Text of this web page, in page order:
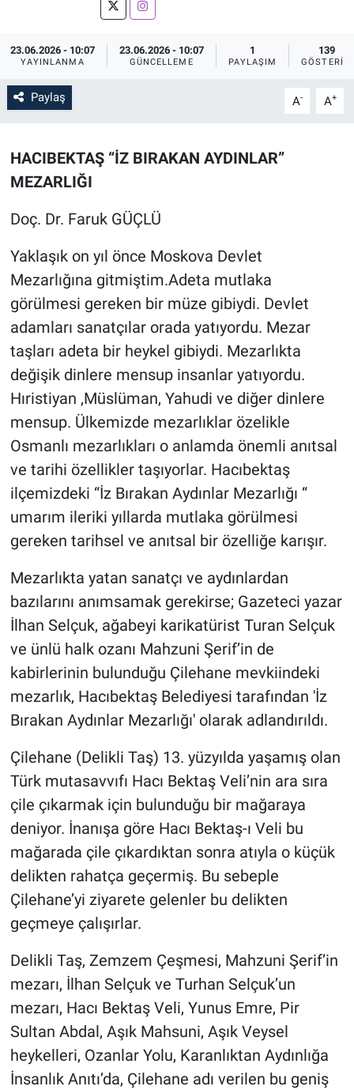
23.06.2026 - 10:07
YAYINLANMA
23.06.2026 - 10:07
GÜNCELLEME
1
PAYLAŞIM
139
GÖSTERIM
Paylaş A- A+
HACIBEKTAŞ “İZ BIRAKAN AYDINLAR”
MEZARLIĞI
Doç. Dr. Faruk GÜÇLÜ
Yaklaşık on yıl önce Moskova Devlet
Mezarlığına gitmiştim.Adeta mutlaka
görülmesi gereken bir müze gibiydi. Devlet
adamları sanatçılar orada yatıyordu. Mezar
taşları adeta bir heykel gibiydi. Mezarlıkta
değişik dinlere mensup insanlar yatıyordu.
Hıristiyan ,Müslüman, Yahudi ve diğer dinlere
mensup. Ülkemizde mezarlıklar özelikle
Osmanlı mezarlıkları o anlamda önemli anıtsal
ve tarihi özellikler taşıyorlar. Hacıbektaş
ilçemizdeki “İz Bırakan Aydınlar Mezarlığı “
umarım ileriki yıllarda mutlaka görülmesi
gereken tarihsel ve anıtsal bir özelliğe karışır.
Mezarlıkta yatan sanatçı ve aydınlardan
bazılarını anımsamak gerekirse; Gazeteci yazar
İlhan Selçuk, ağabeyi karikatürist Turan Selçuk
ve ünlü halk ozanı Mahzuni Şerif’in de
kabirlerinin bulunduğu Çilehane mevkiindeki
mezarlık, Hacıbektaş Belediyesi tarafından 'İz
Bırakan Aydınlar Mezarlığı' olarak adlandırıldı.
Çilehane (Delikli Taş) 13. yüzyılda yaşamış olan
Türk mutasavvıfı Hacı Bektaş Veli’nin ara sıra
çile çıkarmak için bulunduğu bir mağaraya
deniyor. İnanışa göre Hacı Bektaş-ı Veli bu
mağarada çile çıkardıktan sonra atıyla o küçük
delikten rahatça geçermiş. Bu sebeple
Çilehane’yi ziyarete gelenler bu delikten
geçmeye çalışırlar.
Delikli Taş, Zemzem Çeşmesi, Mahzuni Şerif’in
mezarı, İlhan Selçuk ve Turhan Selçuk’un
mezarı, Hacı Bektaş Veli, Yunus Emre, Pir
Sultan Abdal, Aşık Mahsuni, Aşık Veysel
heykelleri, Ozanlar Yolu, Karanlıktan Aydınlığa
İnsanlık Anıtı’da, Çilehane adı verilen bu geniş
Yerel
Genel
Asayiş
Türkiye Gündemi
Sizden Gelenler
Yaşam
Sağlık
Eğitim
Kültür
3.Sayfa
Medya
Bilim-Tek
Teknoloji
Röportaj
Kayseri
Aksaray
Kırşehir
Yerel
Genel
Asayiş
Kültür - Sanat
Politika
Magazin
Haberde İnsan
Türkiye Gündemi
Sizden Gelenler